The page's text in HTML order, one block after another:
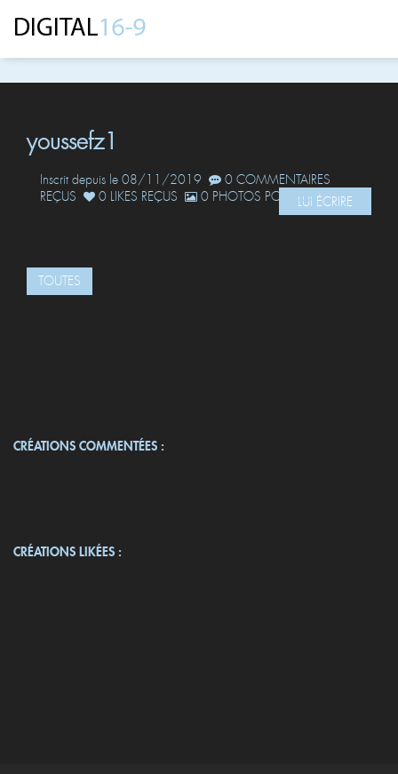
youssefz1
Inscrit depuis le 08/11/2019
0 COMMENTAIRES
REÇUS
0 LIKES REÇUS 0 PHOTOS POSTÉESLUI ÉCRIRE
TOUTES
CRÉATIONS COMMENTÉES :
CRÉATIONS LIKÉES :